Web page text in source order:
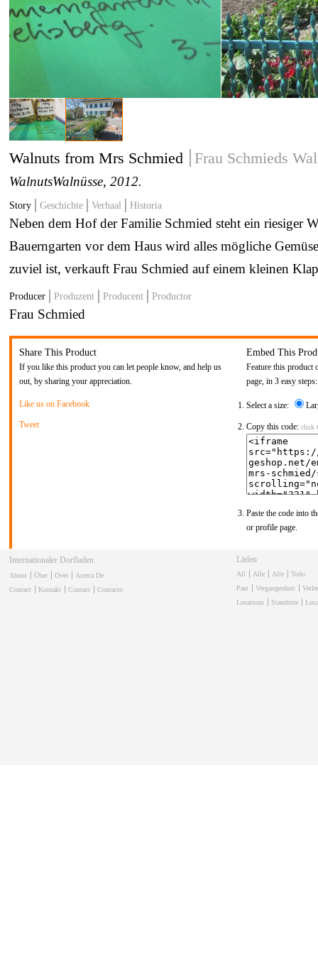
Walnuts from Mrs Schmied Frau Schmieds
WalnutsWalnüsse, 2012.
Story Geschichte Verhaal Historia
Neben dem Hof der Familie Schmied steht ein riesiger
Bauerngarten vor dem Haus wird alles mögliche
zuviel ist, verkauft Frau Schmied auf einem kleinen
Producer Produzent Producent Productor
Frau Schmied
Share This Product
If you like this product you can let people know, and help us
out, by sharing your appreciation.
Like us on Facebook
Tweet
Embed This
Feature this product
page, in 3 easy steps:
Select a size:
Copy this code: click
Paste the code into
or profile page.
Internationaler Dorfladen
About Über Over
Acerca De
Contact
Kontakt Contact Contacto
Läden
All Alle Alle
Todo
Past
Vergangenheit
Locations
Standorte